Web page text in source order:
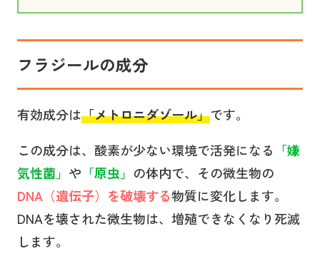
フラジールの成分
有効成分は「メトロニダゾール」です。
この成分は、酸素が少ない環境で活発になる 「嫌
気性菌」 や 「原虫」 の体内で、その微生物の
DNA（遺伝子）を破壊する物質に変化します。
DNAを壊された微生物は、増殖できなくなり死滅
します。